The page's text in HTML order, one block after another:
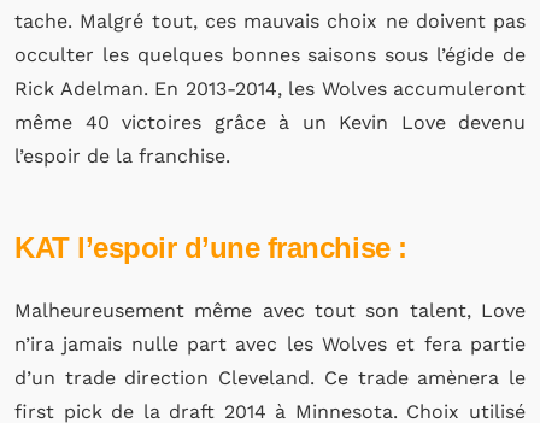
tache. Malgré tout, ces mauvais choix ne doivent pas
occulter les quelques bonnes saisons sous l’égide de
Rick Adelman. En 2013-2014, les Wolves accumuleront
même 40 victoires grâce à un Kevin Love devenu
l’espoir de la franchise.
KAT l’espoir d’une franchise :
Malheureusement même avec tout son talent, Love
n’ira jamais nulle part avec les Wolves et fera partie
d’un trade direction Cleveland. Ce trade amènera le
first pick de la draft 2014 à Minnesota. Choix utilisé